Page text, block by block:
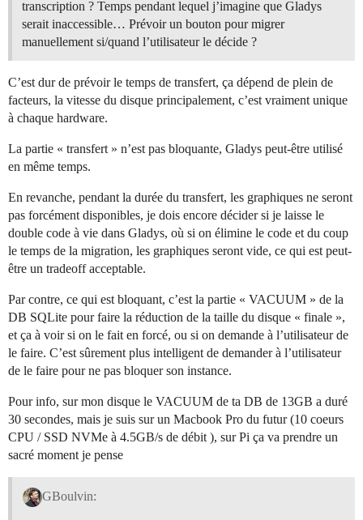
transcription ? Temps pendant lequel j’imagine que Gladys
serait inaccessible… Prévoir un bouton pour migrer
manuellement si/quand l’utilisateur le décide ?
C’est dur de prévoir le temps de transfert, ça dépend de plein de
facteurs, la vitesse du disque principalement, c’est vraiment unique
à chaque hardware.
La partie « transfert » n’est pas bloquante, Gladys peut-être utilisé
en même temps.
En revanche, pendant la durée du transfert, les graphiques ne seront
pas forcément disponibles, je dois encore décider si je laisse le
double code à vie dans Gladys, où si on élimine le code et du coup
le temps de la migration, les graphiques seront vide, ce qui est peut-
être un tradeoff acceptable.
Par contre, ce qui est bloquant, c’est la partie « VACUUM » de la
DB SQLite pour faire la réduction de la taille du disque « finale »,
et ça à voir si on le fait en forcé, ou si on demande à l’utilisateur de
le faire. C’est sûrement plus intelligent de demander à l’utilisateur
de le faire pour ne pas bloquer son instance.
Pour info, sur mon disque le VACUUM de ta DB de 13GB a duré
30 secondes, mais je suis sur un Macbook Pro du futur (10 coeurs
CPU / SSD NVMe à 4.5GB/s de débit ), sur Pi ça va prendre un
sacré moment je pense
GBoulvin: